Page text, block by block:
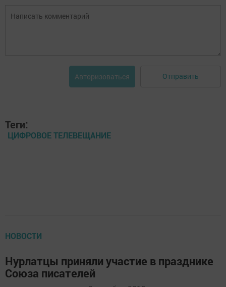
Авторизоваться Отправить
Теги:
ЦИФРОВОЕ ТЕЛЕВЕЩАНИЕ
НОВОСТИ
Нурлатцы приняли участие в празднике
Союза писателей